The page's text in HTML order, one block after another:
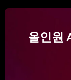
올인원